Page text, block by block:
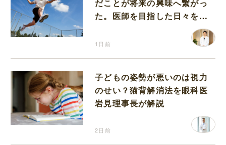
だことが将来の興味へ繋がっ
た。医師を目指した日々を振
1日前
子どもの姿勢が悪いのは視力
のせい？猫背解消法を眼科医
岩見理事長が解説
2日前